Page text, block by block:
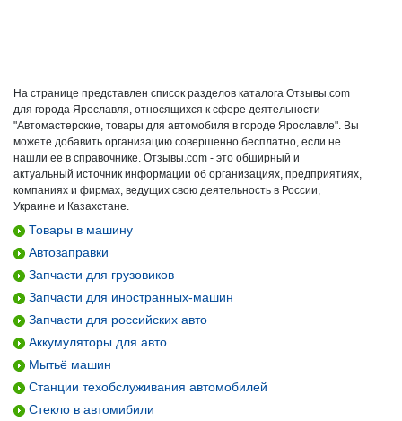
На странице представлен список разделов каталога Отзывы.com
для города Ярославля, относящихся к сфере деятельности
"Автомастерские, товары для автомобиля в городе Ярославле". Вы
можете добавить организацию совершенно бесплатно, если не
нашли ее в справочнике. Отзывы.com - это обширный и
актуальный источник информации об организациях, предприятиях,
компаниях и фирмах, ведущих свою деятельность в России,
Украине и Казахстане.
Товары в машину
Автозаправки
Запчасти для грузовиков
Запчасти для иностранных-машин
Запчасти для российских авто
Аккумуляторы для авто
Мытьё машин
Станции техобслуживания автомобилей
Стекло в автомибили